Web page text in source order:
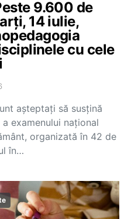
9.600 de
14 iulie,
cu cele
așteptați să susțină
examenului național
organizată în 42 de
în…